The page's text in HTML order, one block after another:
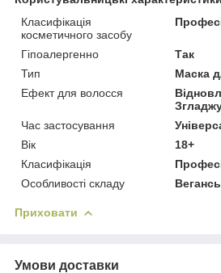
Класифікація
косметичного засобу
Гіпоалергенно
Так
Тип
Маска
Ефект для волосся
Час застосування
Вік
18+
Класифікація
Особливості складу
Приховати
Умови доставки